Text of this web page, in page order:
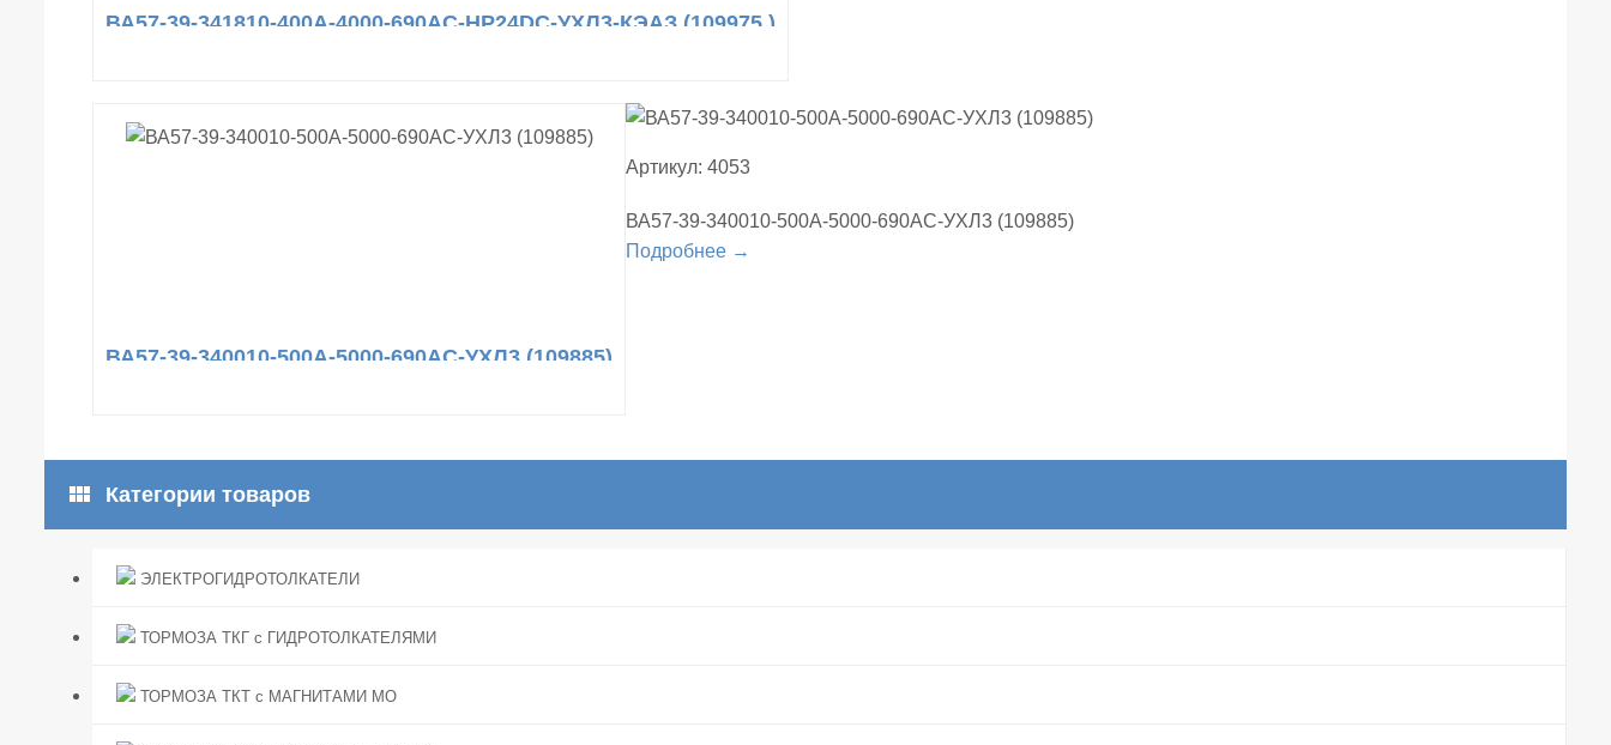
ВА57-39-341810-400А-4000-690AC-НР24DC-УХЛ3-КЭАЗ (109975 )
ВА57-39-340010-500А-5000-690AC-УХЛ3 (109885)
Артикул: 4053
ВА57-39-340010-500А-5000-690AC-УХЛ3 (109885)
Подробнее →
view_module Категории товаров
ЭЛЕКТРОГИДРОТОЛКАТЕЛИ
ТОРМОЗА ТКГ с ГИДРОТОЛКАТЕЛЯМИ
ТОРМОЗА ТКТ с МАГНИТАМИ МО